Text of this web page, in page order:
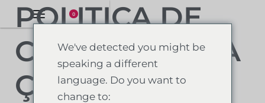
0
POLITICA DE
COMERCIALIZA
ÇÃO:
We've detected you might be
speaking a different
language. Do you want to
change to: